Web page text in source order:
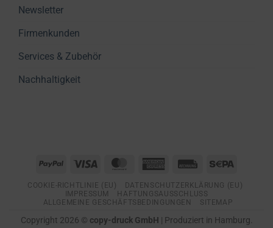
Newsletter
Firmenkunden
Services & Zubehör
Nachhaltigkeit
PayPal Visa MasterCardAmerican
Rechung
COOKIE-RICHTLINIE (EU)
DATENSCHUTZERKLÄRUNG (EU)
IMPRESSUM
HAFTUNGSAUSSCHLUSS
ALLGEMEINE GESCHÄFTSBEDINGUNGEN
SITEMAP
Copyright 2026 © copy-druck GmbH | Produziert in Hamburg.